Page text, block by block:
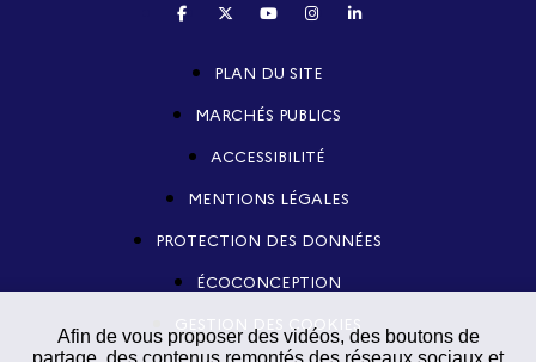
Afin de vous proposer des vidéos, des boutons de
partage, des contenus remontés des réseaux sociaux et
PLAN DU SITE
MARCHÉS PUBLICS
ACCESSIBILITÉ
MENTIONS LÉGALES
PROTECTION DES DONNÉES
ÉCOCONCEPTION
GESTION DES COOKIES